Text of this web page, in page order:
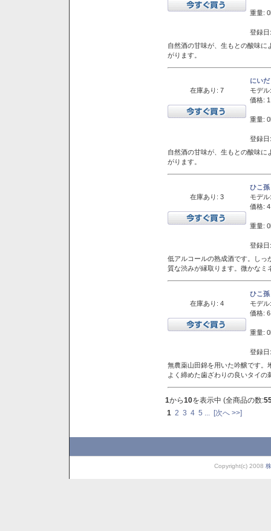
重量:
登録
自然酒の甘味が、生もとの酸味
がります。
在庫あり: 7
にい
モデル:
価格:
重量:
登録
自然酒の甘味が、生もとの酸味
がります。
在庫あり: 3
ひこ
モデル:
価格:
重量:
登録
低アルコールの熟成酒です。しっ
質な渋みが縁取ります。微かなミ
在庫あり: 4
ひこ
モデル:
価格:
重量:
登録
無農薬山田錦を用いた吟醸です
よく締めた歯ざわりの良いタイ
1から10を表示中 (全商品の数:
1 2 3 4 5 [次へ >>]
Copyright(c) 2008